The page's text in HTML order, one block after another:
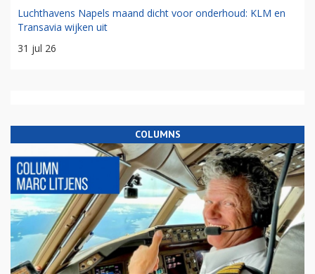
Luchthavens Napels maand dicht voor onderhoud: KLM en
Transavia wijken uit
31 jul 26
COLUMNS